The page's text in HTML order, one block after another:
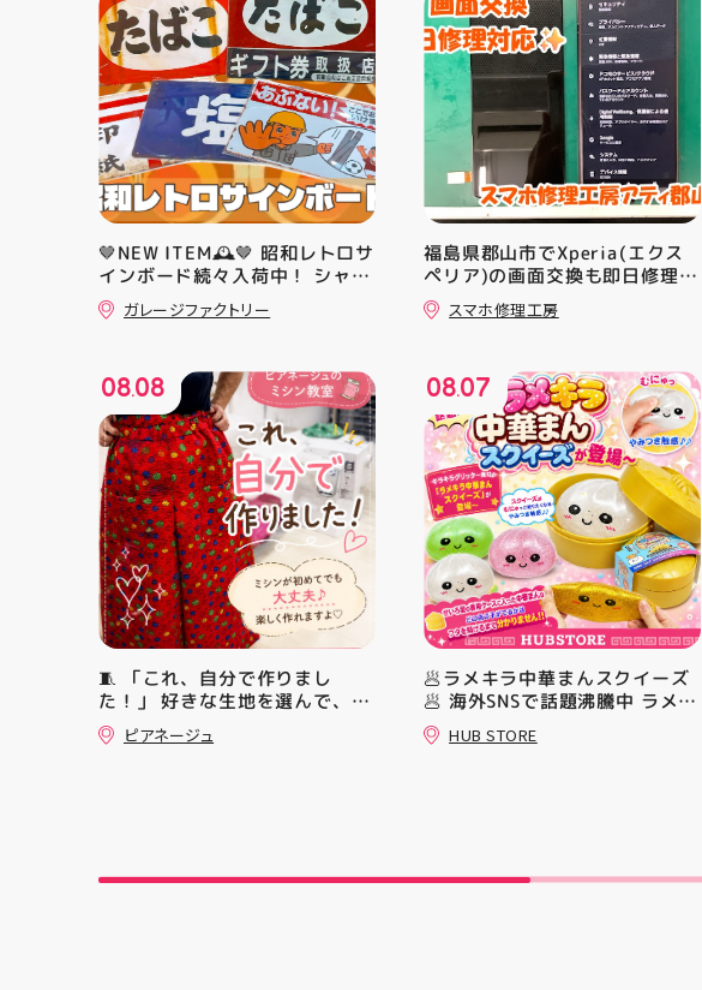
🤎NEW ITEM🕰️🤎 昭和レトロサ
インボード続々入荷中！ シャレ
オツでナウイ すべてA4サイズ
なのでインテリアにも 取り入れ
アティ郡山 #福島県 #郡山駅前
#郡山市
ガレージファクトリー
08.08
🧵 「これ、自分で作りまし
た！」 好きな生地を選んで、ミ
シンで少しずつ形にしていく時
間 完成した時の嬉しさは格別で
大歓迎です お洋服・バッグ・小
ピアネージュ
福島県郡山市でXperia(エクス
ペリア)の画面交換も即日修理対
応😊💪スマホ修理工房
08.07
🥟ラメキラ中華まんスクイーズ
🥟 海外SNSで話題沸騰中 ラメキ
ラ中華まんスクイーズが新登
場！ キラキラグリッター素材が
ラ中華まん #スクイーズ #中華
HUB STORE